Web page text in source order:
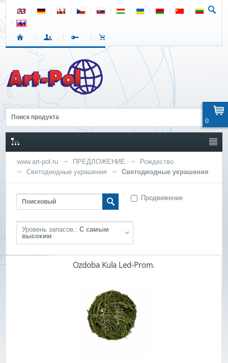
www.art-pol.ru ПРЕДЛОЖЕНИЕ
Рождество
Светодиодные украшения
Светодиодные украшения
Продвижение
Уровень запасов.: С самым
высоким
Ozdoba Kula Led-Prom.
0